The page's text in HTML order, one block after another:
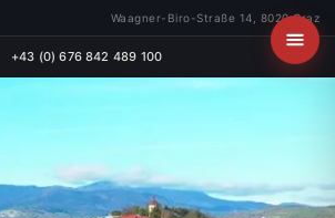
Waagner-Biro-Straße 14, 8020 Graz
+43 (0) 676 842 489 100